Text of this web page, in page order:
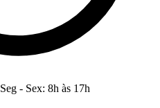
Seg - Sex: 8h às 17h